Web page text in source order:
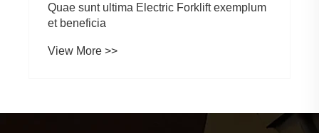
Quae sunt ultima Electric Forklift exemplum
et beneficia
View More >>